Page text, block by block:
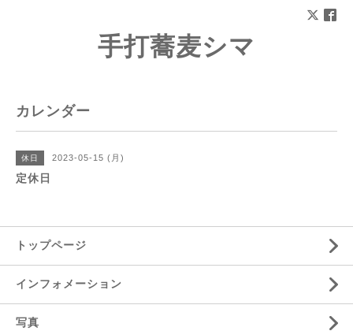
手打蕎麦シマ
カレンダー
休日 2023-05-15 (月)
定休日
トップページ
インフォメーション
写真